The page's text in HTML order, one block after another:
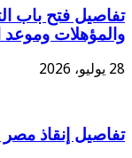
تفاصيل فتح باب
والمؤهلات وموعد
28 يوليو، 2026
تفاصيل إنقاذ مصر